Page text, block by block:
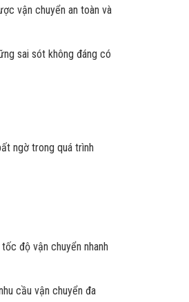
vận chuyển an toàn và
sai sót không đáng có
ngờ trong quá trình
độ vận chuyển nhanh
cầu vận chuyển đa